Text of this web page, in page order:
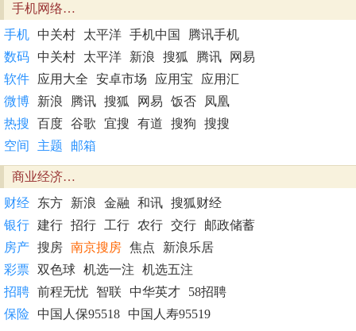
手机网络…
手机
中关村 太平洋 手机中国
腾讯手机
数码
中关村 太平洋 新浪 搜狐 腾讯
网易
软件
应用大全 安卓市场 应用宝
应用汇
微博
新浪 腾讯 搜狐 网易 饭否
凤凰
热搜
百度 谷歌 宜搜 有道 搜狗
搜搜
空间
主题 邮箱
商业经济…
财经
东方 新浪 金融 和讯 搜狐财经
银行 建行 招行 工行 农行 交行
邮政储蓄
房产 搜房 南京搜房 焦点
新浪乐居
彩票 双色球 机选一注
机选五注
招聘 前程无忧 智联 中华英才
58招聘
保险
中国人保95518 中国人寿95519